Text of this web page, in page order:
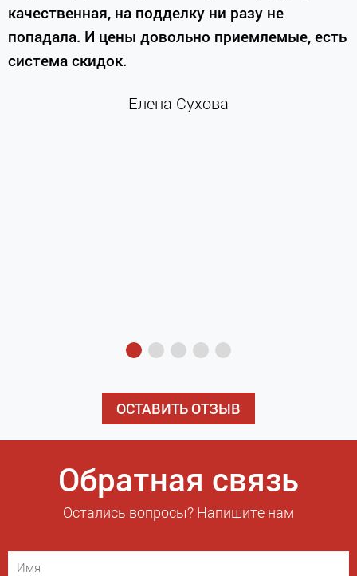
качественная, на подделку ни разу не
попадала. И цены довольно приемлемые, есть
система скидок.
Елена Сухова
ОСТАВИТЬ ОТЗЫВ
Обратная связь
Остались вопросы? Напишите нам